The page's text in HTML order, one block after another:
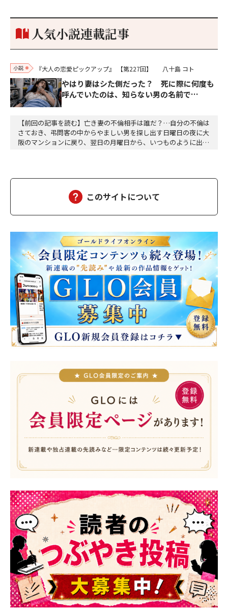
り。どうして勝てたのか、未だにわかりません。…
人気小説連載記事
小説 『大人の恋愛ピックアップ』 【第227回】 八十島 コト
やはり妻はシた側だった？ 死に際に何度も
呼んでいたのは、知らない男の名前で…
【前回の記事を読む】亡き妻の不倫相手は誰だ？…自分の不倫は
さておき、弔問客の中からやましい男を探し出す日曜日の夜に大
阪のマンションに戻り、翌日の月曜日から、いつものように出勤
ばれたのだろうか……ついつい達郎は、智子が運ばれる…
このサイトについて